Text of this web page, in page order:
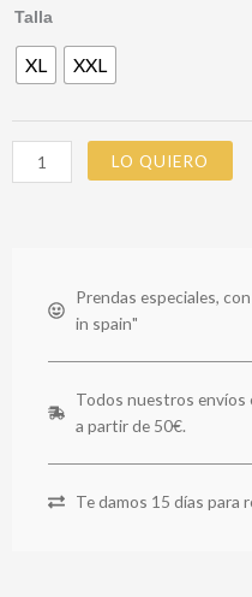
Talla
XL XXL
SUDADERA
VERDE
LO QUIERO
Prendas especiales,
in spain"
Todos nuestros envíos
a partir de 50€.
Te damos 15 días para